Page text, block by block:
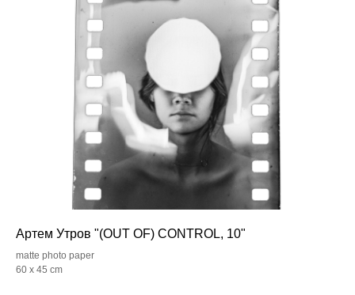
Артем Утров "(OUT OF) CONTROL, 10"
matte photo paper
60 x 45 cm